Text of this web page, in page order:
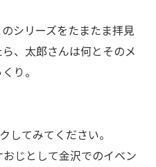
シリーズをたまたま拝見
、太郎さんは何とそのメ
り。
してみてください。
じとして金沢でのイベン